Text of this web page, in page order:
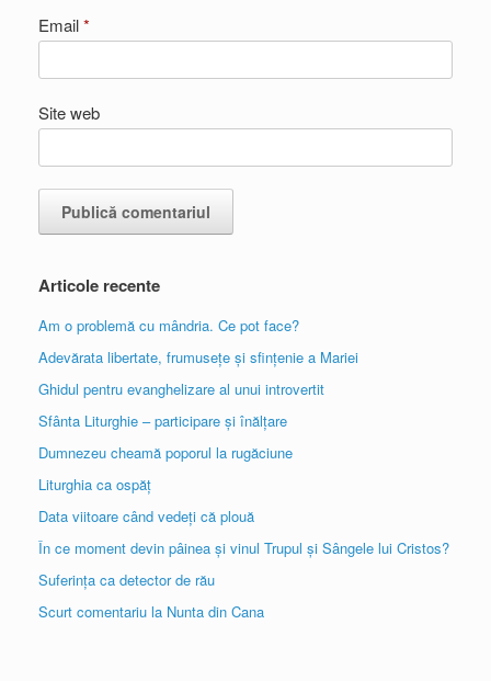
Email*
Site web
Articole recente
Am o problemă cu mândria. Ce pot face?
Adevărata libertate, frumusețe și sfințenie a Mariei
Ghidul pentru evanghelizare al unui introvertit
Sfânta Liturghie – participare și înălțare
Dumnezeu cheamă poporul la rugăciune
Liturghia ca ospăț
Data viitoare când vedeți că plouă
În ce moment devin pâinea și vinul Trupul și Sângele lui Cristos?
Suferința ca detector de rău
Scurt comentariu la Nunta din Cana